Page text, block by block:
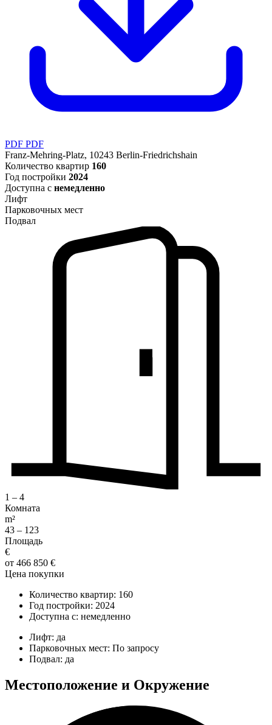
PDF PDF
Franz-Mehring-Platz, 10243 Berlin-Friedrichshain
Количество квартир 160
Год постройки 2024
Доступна с немедленно
Лифт
Парковочных мест
Подвал
1 – 4
Комната
m²
43 – 123
Площадь
€
от 466 850 €
Цена покупки
Количество квартир: 160
Год постройки: 2024
Доступна с: немедленно
Лифт: да
Парковочных мест: По запросу
Подвал: да
Местоположение и Окружение